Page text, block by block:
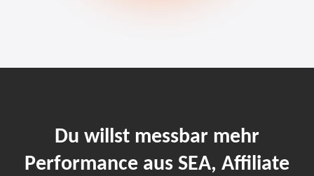
Du willst messbar mehr
Performance aus SEA, Affiliate